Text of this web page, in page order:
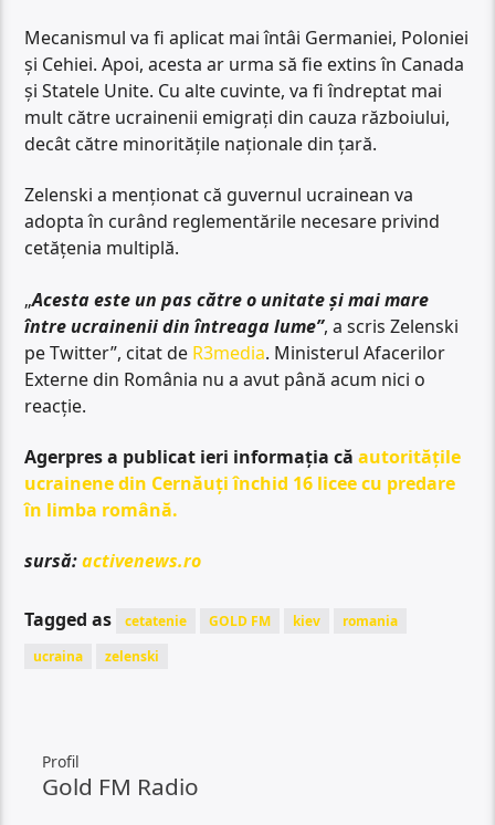
Mecanismul va fi aplicat mai întâi Germaniei, Poloniei
și Cehiei. Apoi, acesta ar urma să fie extins în Canada
și Statele Unite. Cu alte cuvinte, va fi îndreptat mai
mult către ucrainenii emigrați din cauza războiului,
decât către minoritățile naționale din țară.
Zelenski a menționat că guvernul ucrainean va
adopta în curând reglementările necesare privind
cetățenia multiplă.
„Acesta este un pas către o unitate și mai mare
între ucrainenii din întreaga lume”, a scris Zelenski
pe Twitter”, citat de R3media. Ministerul Afacerilor
Externe din România nu a avut până acum nici o
reacție.
Agerpres a publicat ieri informația căautoritățile
ucrainene din Cernăuți închid 16 licee cu predare
în limba română.
sursă:activenews.ro
Tagged as cetatenie GOLD FM kiev
romania
ucraina
zelenski
Profil
Gold FM Radio